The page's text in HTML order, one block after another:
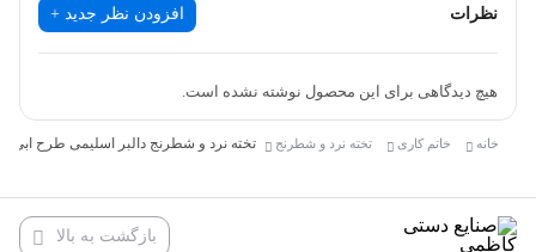
⚒️ ویژگی‌ها و مشخصات فنی
ابعاد کلی: ۵۰ سانتی‌متر
جنس بدنه: چوب طبیعی با روکش خاتم و صدف مصنوعی
نظرات افزودن نظر جدید +
هیچ دیدگاهی برای این محصول نوشته نشده است.
خانه خاتم کاری تخته نرد و شطرنج تخته نرد و شطرنج دالبر اسلیمی طرح آبی 50 کاظمی
بازگشت به بالا